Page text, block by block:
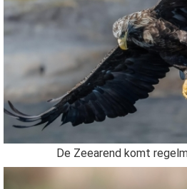
De Zeearend komt